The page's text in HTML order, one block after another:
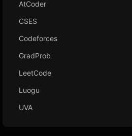
AtCoder
CSES
Codeforces
GradProb
LeetCode
Luogu
UVA